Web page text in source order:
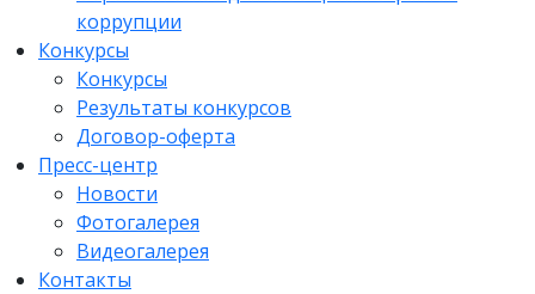
коррупции
Конкурсы
Конкурсы
Результаты конкурсов
Договор-оферта
Пресс-центр
Новости
Фотогалерея
Видеогалерея
Контакты